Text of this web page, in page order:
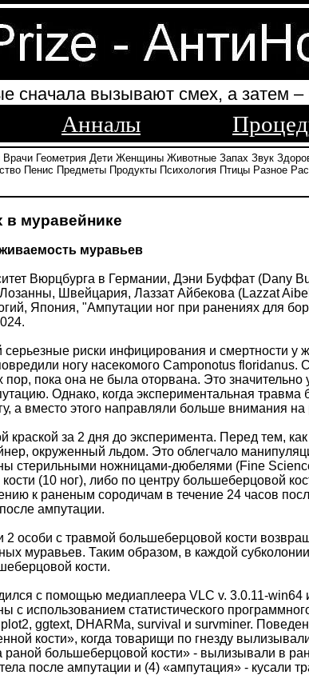
сначала вызывают смех, а затем –
Анналы
Врачи Геометрия Дети Женщины Животные Запах Звук
Пенис Предметы Продукты Психология Птицы Разное
в муравейнике
муравьев
Вюрцбурга в Германии, Дэни Буффат (Dany
Швейцария, Лаззат Айбекова (Lazzat
Япония, "Ампутации ног при ранениях для
риски инфицирования и смертности у
ногу насекомого Camponotus
пор, пока она не была оторвана. Это
Однако, когда экспериментальная
а вместо этого направляли больше внимания
за 2 дня до эксперимента. Перед тем,
окруженный льдом. Это облегчало
стерильными ножницами-дюбелями (Fine
(10 ног), либо по центру большеберцовой
к раненым сородичам в течение 24 часов
ампутации.
2 особи с травмой большеберцовой кости
муравьев. Таким образом, в каждой
кости.
с помощью медиаплеера VLC v. 3.0.11-win64
с использованием статистического
ggtext, DHARMa, survival и survminer.
кости», когда товарищи по гнезду
раной большеберцовой кости» - вылизывали в
после ампутации и (4) «ампутация» - кусали